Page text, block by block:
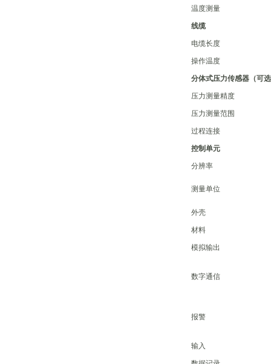
温度测量
线缆
电缆长度
操作温度
分体式压力传感器（可
压力测量精度
压力测量范围
过程连接
控制单元
分辨率
测量单位
外壳
材料
模拟输出
数字通信
报警
输入